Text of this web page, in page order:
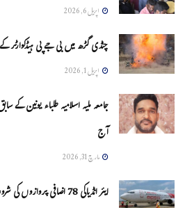
اپریل 6, 2026
چنڈی گڑھ میں بی جے پی ہیڈکوارٹر کے
اپریل 1, 2026
جامعہ ملیہ اسلامیہ طلباء یونین
آج
مارچ 31, 2026
ایئر انڈیاکی 78 اضافی پروازوں کی شروعات